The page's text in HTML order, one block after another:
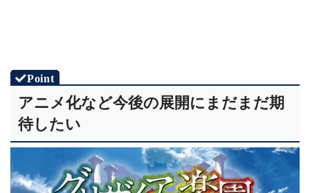
アニメ化など今後の展開にまだまだ期
待したい